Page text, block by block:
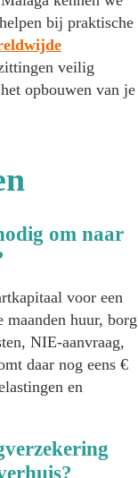
bij praktische
veilig
opbouwen van je
om naar
voor een
maanden huur, borg
NIE-aanvraag,
daar nog eens €
en